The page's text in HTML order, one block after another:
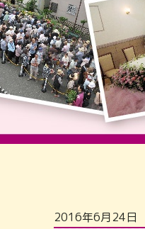
2016年6月24日